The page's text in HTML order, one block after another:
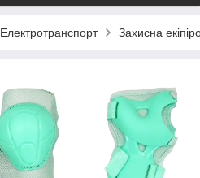
Електротранспорт Захисна